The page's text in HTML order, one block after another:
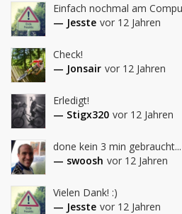
Einfach nochmal am
— Jesste vor 12 Jahren
Check!
— Jonsair vor 12 Jahren
Erledigt!
— Stigx320 vor 12 Jahren
done kein 3 min gebraucht...
— swoosh vor 12 Jahren
Vielen Dank! :)
— Jesste vor 12 Jahren